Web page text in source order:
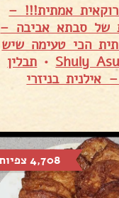
אמתית!!! –
של סבתא אביבה –
הכי טעימה שיש
• תבלין
בניזרי
4,708 צפיות